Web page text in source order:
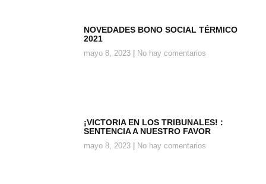
NOVEDADES BONO SOCIAL TÉRMICO
2021
mayo 8, 2023 No hay comentarios
¡VICTORIA EN LOS TRIBUNALES! :
SENTENCIA A NUESTRO FAVOR
mayo 8, 2023 No hay comentarios